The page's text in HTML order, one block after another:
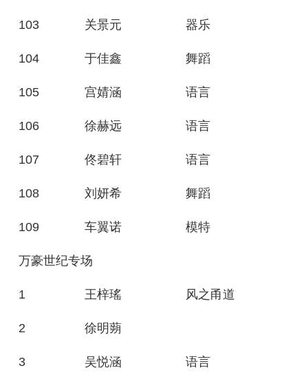
103 关景元 器乐
104 于佳鑫 舞蹈
105 宫婧涵 语言
106 徐赫远 语言
107 佟碧轩 语言
108 刘妍希 舞蹈
109 车翼诺 模特
万豪世纪专场
1 王梓瑤 风之甬道
2 徐明蒴
3 吴悦涵 语言